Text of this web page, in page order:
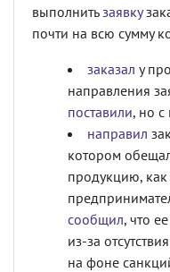
выполнитьзаявку
почти на всю сумму
заказал у
направления
поставили, но
направил
котором
продукцию, как
сообщил, что
из-за
на фоне